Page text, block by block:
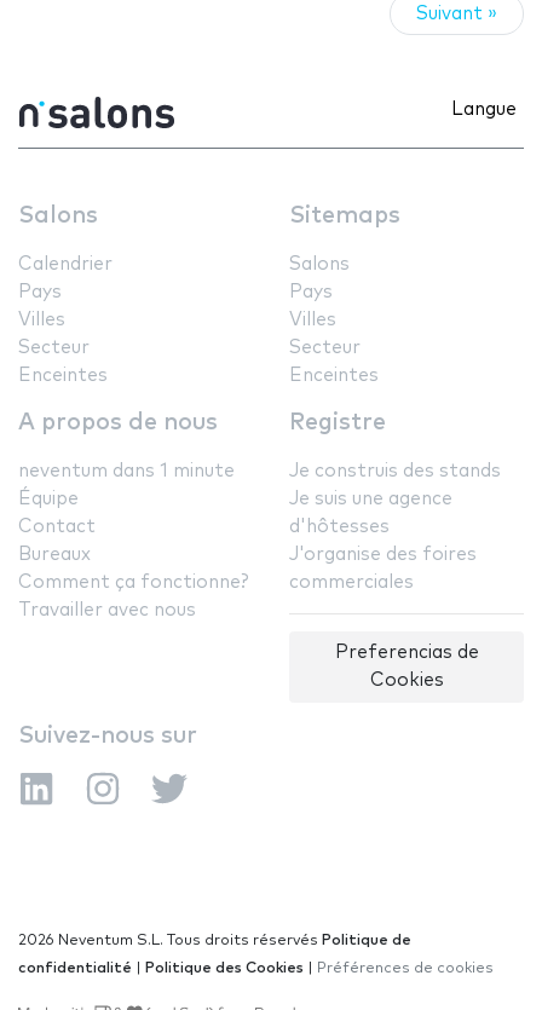
Suivant »
Langue
Salons
Calendrier
Pays
Villes
Secteur
Enceintes
Sitemaps
Salons
Pays
Villes
Secteur
Enceintes
A propos de nous
neventum dans 1 minute
Équipe
Contact
Bureaux
Comment ça fonctionne?
Travailler avec nous
Registre
Je construis des stands
Je suis une agence
d'hôtesses
J'organise des foires
commerciales
Preferencias de
Cookies
Suivez-nous sur
2026 Neventum S.L. Tous droits réservés Politique de
confidentialité
Politique des Cookies Préférences de cookies